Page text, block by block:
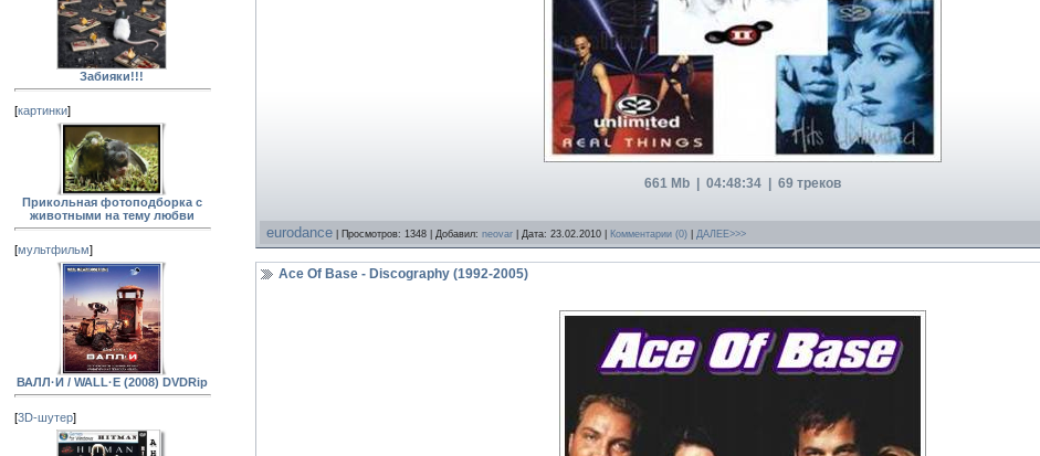
Забияки!!!
[картинки]
Прикольная фотоподборка с
животными на тему любви
[мультфильм]
ВАЛЛ·И / WALL·E (2008) DVDRip
[3D-шутер]
661 Mb | 04:48:34 | 69 треков
eurodance | Просмотров: 1348 | Добавил: neovar | Дата: 23.02.2010 Комментарии (0) ДАЛЕЕ>>>
Ace Of Base - Discography (1992-2005)